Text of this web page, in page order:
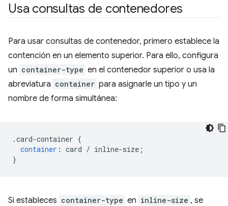
Usa consultas de contenedores
Para usar consultas de contenedor, primero establece la
contención en un elemento superior. Para ello, configura
un container-type en el contenedor superior o usa la
abreviatura container para asignarle un tipo y un
nombre de forma simultánea:
.card-container {
container : card / inline-size ;
}
Si estableces container-type en inline-size , se